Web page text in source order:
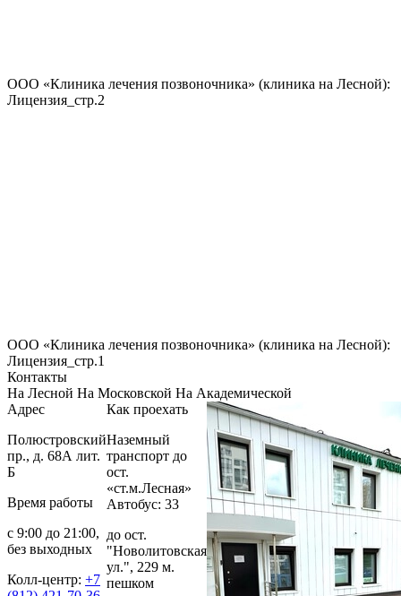
ООО «Клиника лечения позвоночника» (клиника на Лесной):
Лицензия_стр.2
ООО «Клиника лечения позвоночника» (клиника на Лесной):
Лицензия_стр.1
Контакты
На Лесной На Московской На Академической
Адрес
Полюстровский
пр., д. 68А лит.
Б
Время работы
с 9:00 до 21:00,
без выходных
Колл-центр: +7
Как проехать
Наземный
транспорт до
ост.
«ст.м.Лесная»
Автобус: 33
до ост.
"Новолитовская
ул.", 229 м.
пешком